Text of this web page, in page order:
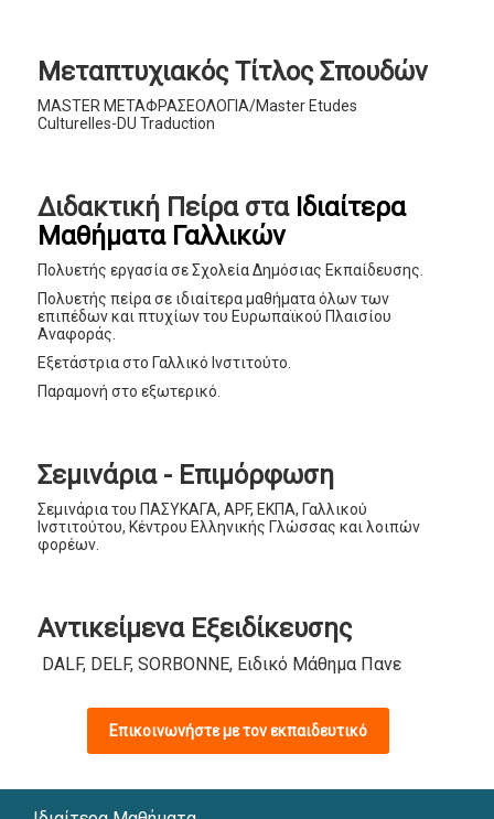
Μεταπτυχιακός Τίτλος Σπουδών
MASTER ΜΕΤΑΦΡΑΣΕΟΛΟΓΙΑ/Master Etudes
Culturelles-DU Traduction
Διδακτική Πείρα στα Ιδιαίτερα
Μαθήματα Γαλλικών
Πολυετής εργασία σε Σχολεία Δημόσιας Εκπαίδευσης.
Πολυετής πείρα σε ιδιαίτερα μαθήματα όλων των
επιπέδων και πτυχίων του Ευρωπαϊκού Πλαισίου
Αναφοράς.
Εξετάστρια στο Γαλλικό Ινστιτούτο.
Παραμονή στο εξωτερικό.
Σεμινάρια - Επιμόρφωση
Σεμινάρια του ΠΑΣΥΚΑΓΑ, APF, ΕΚΠΑ, Γαλλικού
Ινστιτούτου, Κέντρου Ελληνικής Γλώσσας και λοιπών
φορέων.
Αντικείμενα Εξειδίκευσης
DALF, DELF, SORBONNE, Ειδικό Μάθημα Πανελληνίων,
Επικοινωνήστε με τον εκπαιδευτικό